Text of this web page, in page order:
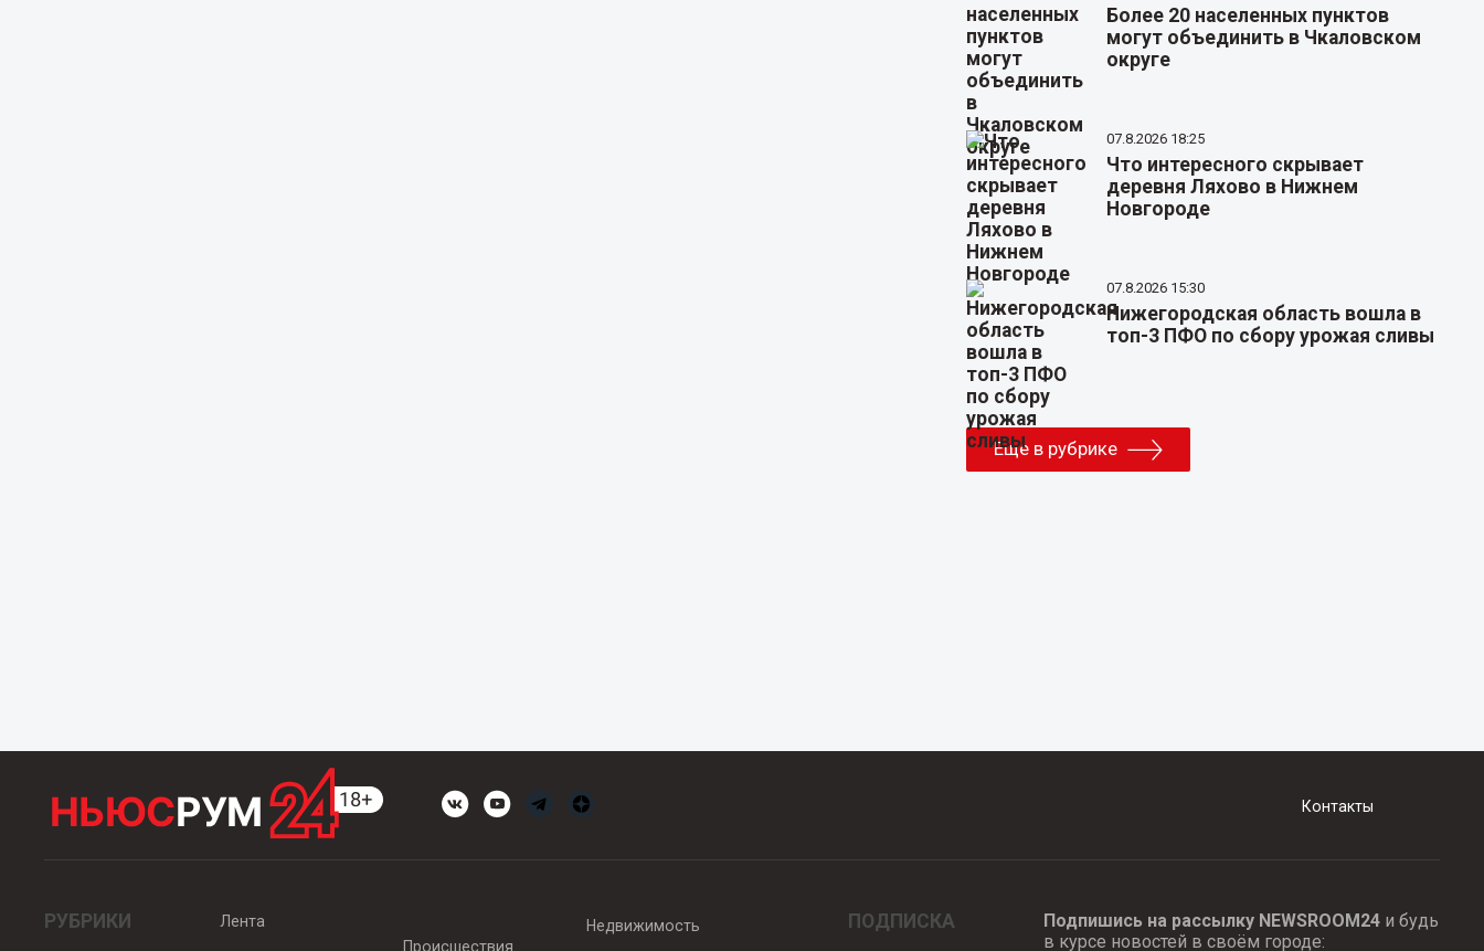
Более 20 населенных пунктов
могут объединить в Чкаловском
округе
07.8.2026 18:25
Что интересного скрывает
деревня Ляхово в Нижнем
Новгороде
07.8.2026 15:30
Нижегородская область вошла в
топ-3 ПФО по сбору урожая сливы
Еще в рубрике
Контакты
РУБРИКИ
Лента
Происшествия
Недвижимость ПОДПИСКА Подпишись на рассылку NEWSROOM24и будь
в курсе новостей в своём городе: